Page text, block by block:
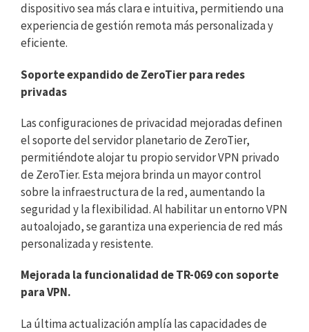
dispositivo sea más clara e intuitiva, permitiendo una
experiencia de gestión remota más personalizada y
eficiente.
Soporte expandido de ZeroTier para redes
privadas
Las configuraciones de privacidad mejoradas definen
el soporte del servidor planetario de ZeroTier,
permitiéndote alojar tu propio servidor VPN privado
de ZeroTier. Esta mejora brinda un mayor control
sobre la infraestructura de la red, aumentando la
seguridad y la flexibilidad. Al habilitar un entorno VPN
autoalojado, se garantiza una experiencia de red más
personalizada y resistente.
Mejorada la funcionalidad de TR-069 con soporte
para VPN.
La última actualización amplía las capacidades de